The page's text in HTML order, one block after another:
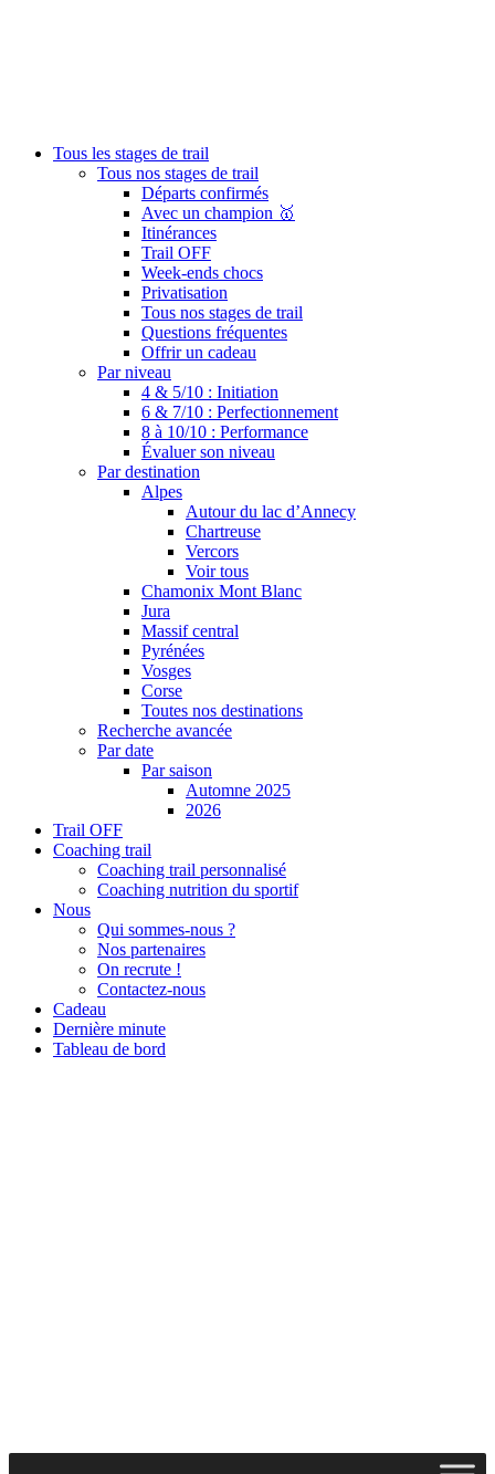
Tous les stages de trail
Tous nos stages de trail
Départs confirmés
Avec un champion 🥇
Itinérances
Trail OFF
Week-ends chocs
Privatisation
Tous nos stages de trail
Questions fréquentes
Offrir un cadeau
Par niveau
4 & 5/10 : Initiation
6 & 7/10 : Perfectionnement
8 à 10/10 : Performance
Évaluer son niveau
Par destination
Alpes
Autour du lac d’Annecy
Chartreuse
Vercors
Voir tous
Chamonix Mont Blanc
Jura
Massif central
Pyrénées
Vosges
Corse
Toutes nos destinations
Recherche avancée
Par date
Par saison
Automne 2025
2026
Trail OFF
Coaching trail
Coaching trail personnalisé
Coaching nutrition du sportif
Nous
Qui sommes-nous ?
Nos partenaires
On recrute !
Contactez-nous
Cadeau
Dernière minute
Tableau de bord